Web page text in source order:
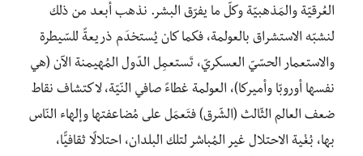
العُرقيّة والمَذهبيّة وكلّ ما يفرّق البشر. نذهب أبعد من ذلك
لنشبّه الاستشراق بالعولمة، فكما كان يُستخدَم ذريعةً للسّيطرة
والاستعمار الحسّيّ العسكريّ، تَستعمِل الدّول المُهيمنة الآن (هي
نفسها أوروبّا وأميركا)، العولمة غطاءً صافي النّيّة، لاكتشاف نقاط
ضعف العالم الثّالث (الشّرق) فتَعمَل على مُضاعفتها وإلهاء النّاس
بها، بُغْية الاحتلال غير المُباشر لتلك البلدان، احتلالًا ثقافيًّا،